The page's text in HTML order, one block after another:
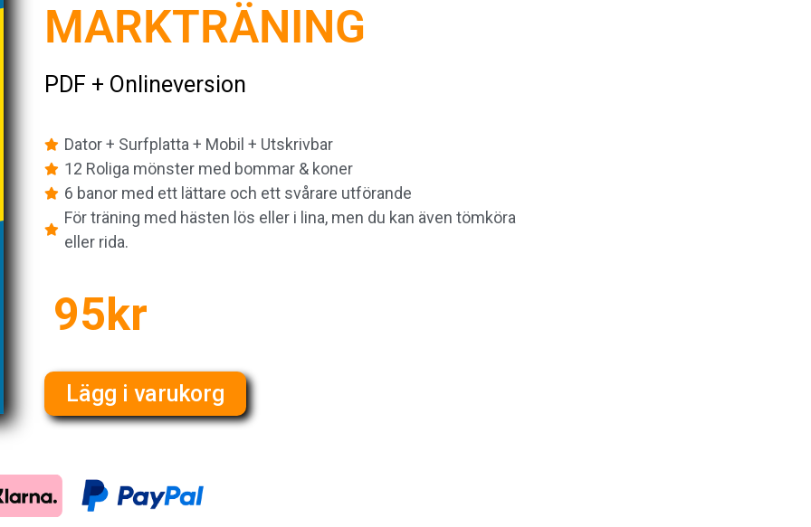
MARKTRÄNING
PDF + Onlineversion
Dator + Surfplatta + Mobil + Utskrivbar
12 Roliga mönster med bommar & koner
6 banor med ett lättare och ett svårare utförande
För träning med hästen lös eller i lina, men du kan även tömköra
eller rida.
95kr
Lägg i varukorg